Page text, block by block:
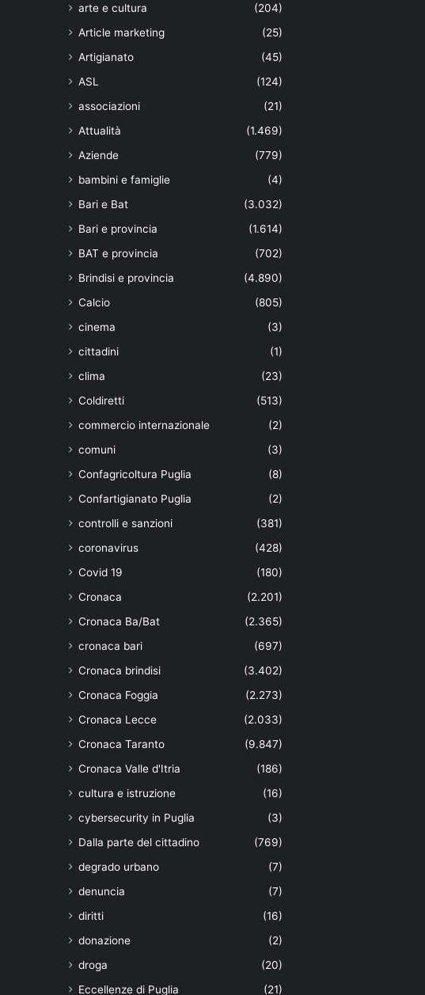
arte e cultura
(204)
Article marketing
(25)
Artigianato
(45)
ASL
(124)
associazioni
(21)
Attualità
(1.469)
Aziende
(779)
bambini e famiglie
(4)
Bari e Bat
(3.032)
Bari e provincia
(1.614)
BAT e provincia
(702)
Brindisi e provincia
(4.890)
Calcio
(805)
cinema
(3)
cittadini
(1)
clima
(23)
Coldiretti
(513)
commercio internazionale
(2)
comuni
(3)
Confagricoltura Puglia
(8)
Confartigianato Puglia
(2)
controlli e sanzioni
(381)
coronavirus
(428)
Covid 19
(180)
Cronaca
(2.201)
Cronaca Ba/Bat
(2.365)
cronaca bari
(697)
Cronaca brindisi
(3.402)
Cronaca Foggia
(2.273)
Cronaca Lecce
(2.033)
Cronaca Taranto
(9.847)
Cronaca Valle d'Itria
(186)
cultura e istruzione
(16)
cybersecurity in Puglia
(3)
Dalla parte del cittadino
(769)
degrado urbano
(7)
denuncia
(7)
diritti
(16)
donazione
(2)
droga
(20)
Eccellenze di Puglia
(21)